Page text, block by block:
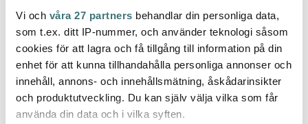
Vi och våra 27 partners behandlar din personliga data,
som t.ex. ditt IP-nummer, och använder teknologi såsom
cookies för att lagra och få tillgång till information på din
enhet för att kunna tillhandahålla personliga annonser och
innehåll, annons- och innehållsmätning, åskådarinsikter
och produktutveckling. Du kan själv välja vilka som får
använda din data och i vilka syften.
Låt dig inspireras av våra kunder